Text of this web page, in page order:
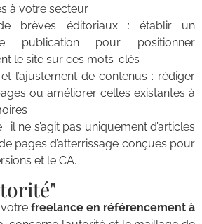
à votre secteur
de brèves éditoriaux : établir un
publication pour positionner
le site sur ces mots-clés
l’ajustement de contenus : rédiger
ou améliorer celles existantes à
il ne s’agit pas uniquement d’articles
pages d’atterrissage conçues pour
et le CA.
freelance en référencement à